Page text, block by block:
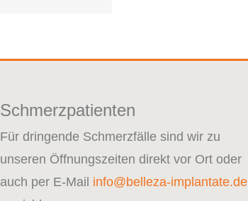
Schmerzpatienten
Für dringende Schmerzfälle sind wir zu
unseren Öffnungszeiten direkt vor Ort oder
auch per E-Mail info@belleza-implantate.de